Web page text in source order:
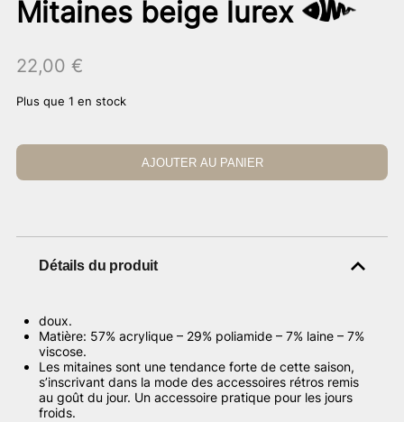
Mitaines beige lurex
22,00 €
Plus que 1 en stock
AJOUTER AU PANIER
Détails du produit
doux.
Matière: 57% acrylique – 29% poliamide – 7% laine – 7%
viscose.
Les mitaines sont une tendance forte de cette saison,
s’inscrivant dans la mode des accessoires rétros remis
au goût du jour. Un accessoire pratique pour les jours
froids.